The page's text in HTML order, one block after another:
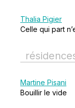
Thalia Pigier
Celle qui part
Martine Pisani
Bouillir le vide